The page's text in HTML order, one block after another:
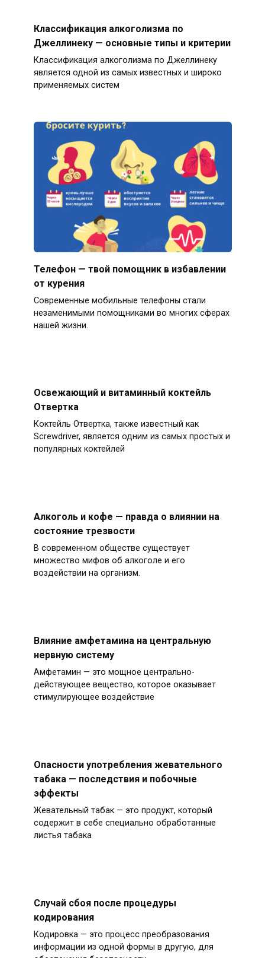
Классификация алкоголизма по
Джеллинеку — основные типы и критерии
Классификация алкоголизма по Джеллинеку
является одной из самых известных и широко
применяемых систем
Телефон — твой помощник в избавлении
от курения
Современные мобильные телефоны стали
незаменимыми помощниками во многих сферах
нашей жизни.
Освежающий и витаминный коктейль
Отвертка
Коктейль Отвертка, также известный как
Screwdriver, является одним из самых простых и
популярных коктейлей
Алкоголь и кофе — правда о влиянии на
состояние трезвости
В современном обществе существует
множество мифов об алкоголе и его
воздействии на организм.
Влияние амфетамина на центральную
нервную систему
Амфетамин — это мощное центрально-
действующее вещество, которое оказывает
стимулирующее воздействие
Опасности употребления жевательного
табака — последствия и побочные
эффекты
Жевательный табак — это продукт, который
содержит в себе специально обработанные
листья табака
Случай сбоя после процедуры
кодирования
Кодировка — это процесс преобразования
информации из одной формы в другую, для